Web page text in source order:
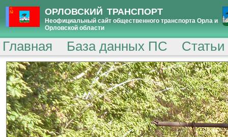
ОРЛОВСКИЙ ТРАНСПОРТ
Неофициальный сайт общественного транспорта Орла и
Орловской области
Главная База данных ПС